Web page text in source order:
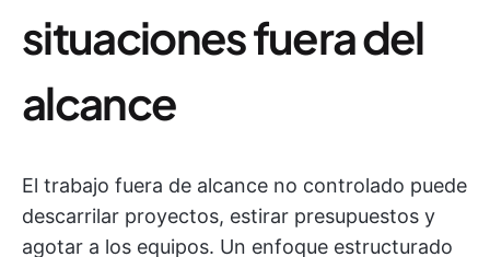
situaciones fuera del
alcance
El trabajo fuera de alcance no controlado puede
descarrilar proyectos, estirar presupuestos y
agotar a los equipos. Un enfoque estructurado